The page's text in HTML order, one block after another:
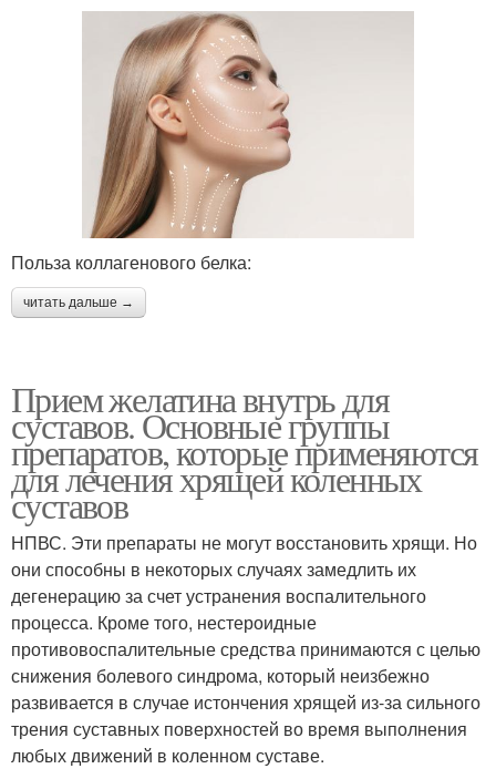
Польза коллагенового белка:
читать дальше →
Прием желатина внутрь для
суставов. Основные группы
препаратов, которые применяются
для лечения хрящей коленных
суставов
НПВС. Эти препараты не могут восстановить хрящи. Но
они способны в некоторых случаях замедлить их
дегенерацию за счет устранения воспалительного
процесса. Кроме того, нестероидные
противовоспалительные средства принимаются с целью
снижения болевого синдрома, который неизбежно
развивается в случае истончения хрящей из-за сильного
трения суставных поверхностей во время выполнения
любых движений в коленном суставе.